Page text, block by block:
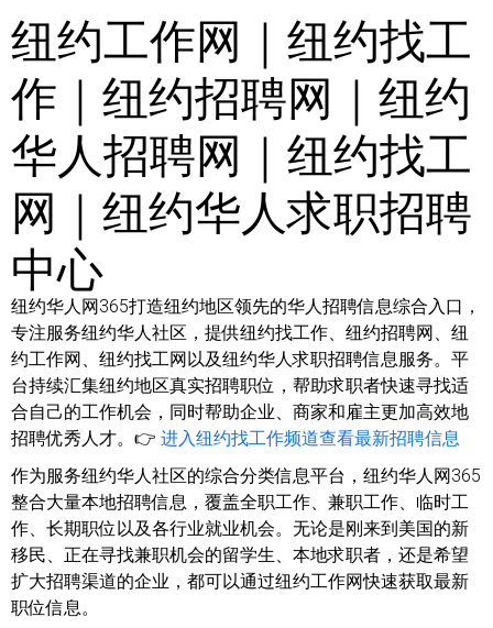
纽约工作网｜纽约找工
作｜纽约招聘网｜纽约
华人招聘网｜纽约找工
网｜纽约华人求职招聘
中心
纽约华人网365打造纽约地区领先的华人招聘信息综合入口，
专注服务纽约华人社区，提供纽约找工作、纽约招聘网、纽
约工作网、纽约找工网以及纽约华人求职招聘信息服务。平
台持续汇集纽约地区真实招聘职位，帮助求职者快速寻找适
合自己的工作机会，同时帮助企业、商家和雇主更加高效地
招聘优秀人才。👉 进入纽约找工作频道查看最新招聘信息
作为服务纽约华人社区的综合分类信息平台，纽约华人网365
整合大量本地招聘信息，覆盖全职工作、兼职工作、临时工
作、长期职位以及各行业就业机会。无论是刚来到美国的新
移民、正在寻找兼职机会的留学生、本地求职者，还是希望
扩大招聘渠道的企业，都可以通过纽约工作网快速获取最新
职位信息。